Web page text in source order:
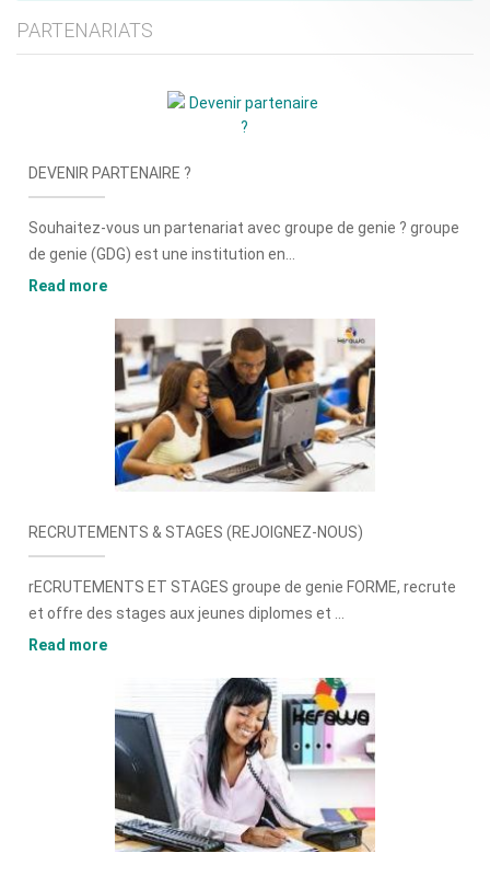
PARTENARIATS
DEVENIR PARTENAIRE ?
Souhaitez-vous un partenariat avec groupe de genie ? groupe
de genie (GDG) est une institution en...
Read more
RECRUTEMENTS & STAGES (REJOIGNEZ-NOUS)
rECRUTEMENTS ET STAGES groupe de genie FORME, recrute
et offre des stages aux jeunes diplomes et ...
Read more